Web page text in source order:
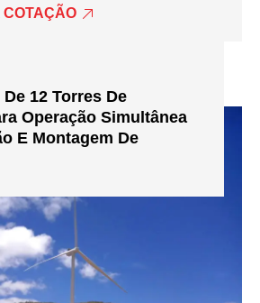
COTAÇÃO
12 Torres De
Operação Simultânea
E Montagem De